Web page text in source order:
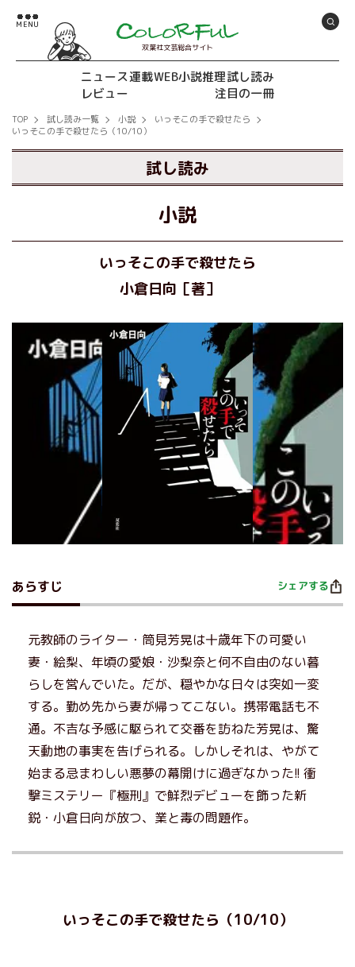
双葉社文芸総合サイト
ニュース連載WEB小説推理試し読み
レビュー
注目の一冊
TOP 試し読み一覧 小説
いっそこの手で殺せたら
いっそこの手で殺せたら（10/10）
試し読み
小説
いっそこの手で殺せたら
小倉日向［著］
あらすじ シェアする
元教師のライター・筒見芳晃は十歳年下の可愛い
妻・絵梨、年頃の愛娘・沙梨奈と何不自由のない暮
らしを営んでいた。だが、穏やかな日々は突如一変
する。勤め先から妻が帰ってこない。携帯電話も不
通。不吉な予感に駆られて交番を訪ねた芳晃は、驚
天動地の事実を告げられる。しかしそれは、やがて
始まる忌まわしい悪夢の幕開けに過ぎなかった!! 衝
撃ミステリー『極刑』で鮮烈デビューを飾った新
鋭・小倉日向が放つ、業と毒の問題作。
いっそこの手で殺せたら（10/10）